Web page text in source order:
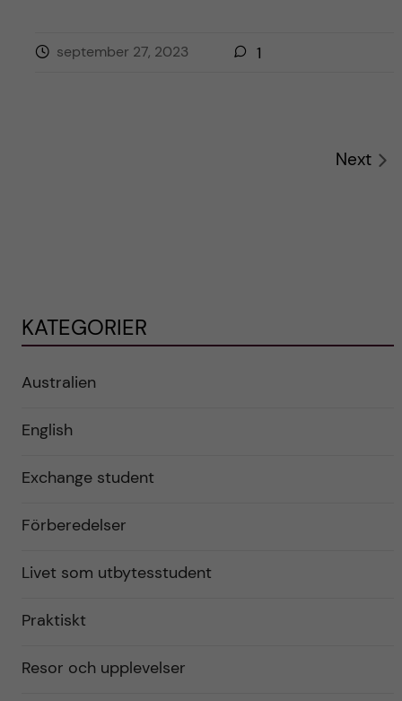
september 27, 2023 1
Next
KATEGORIER
Australien
English
Exchange student
Förberedelser
Livet som utbytesstudent
Praktiskt
Resor och upplevelser